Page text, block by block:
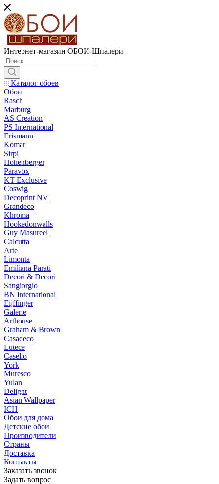
Интернет-магазин ОБОИ-Шпалери
Каталог обоев
Обои
Rasch
Marburg
AS Creation
PS International
Erismann
Komar
Sirpi
Hohenberger
Paravox
KT Exclusive
Coswig
Decoprint NV
Grandeco
Khroma
Hookedonwalls
Guy Masureel
Calcutta
Arte
Limonta
Emiliana Parati
Decori & Decori
Sangiorgio
BN International
Eijffinger
Galerie
Arthouse
Graham & Brown
Casadeco
Lutece
Caselio
York
Muresco
Yulan
Delight
Asian Wallpaper
ICH
Обои для дома
Детские обои
Производители
Страны
Доставка
Контакты
Заказать звонок
Задать вопрос